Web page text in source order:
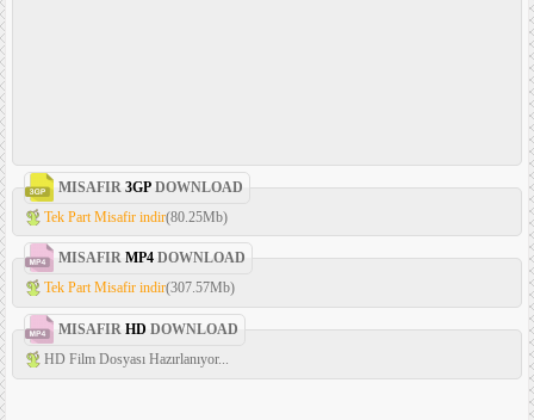
MISAFIR 3GP DOWNLOAD
Tek Part Misafir indir(80.25Mb)
MISAFIR MP4 DOWNLOAD
Tek Part Misafir indir(307.57Mb)
MISAFIR HD DOWNLOAD
HD Film Dosyası Hazırlanıyor...